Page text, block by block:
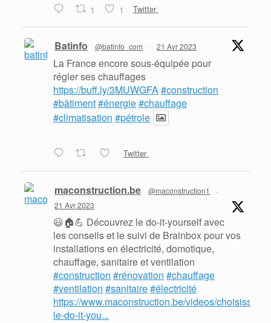
1 1 Twitter
Batinfo @batinfo_com · 21 Avr 2023
La France encore sous-équipée pour
régler ses chauffages
https://buff.ly/3MUWGFA#construction
#bâtiment#énergie#chauffage
#climatisation #pétrole
Twitter
maconstruction.be @maconstruction1
·
21 Avr 2023
😃🏠💪 Découvrez le do-it-yourself avec
les conseils et le suivi de Brainbox pour vos
installations en électricité, domotique,
chauffage, sanitaire et ventilation
#construction #rénovation #chauffage
#ventilation #sanitaire#électricité
https://www.maconstruction.be/videos/choisissez-
le-do-it-you...